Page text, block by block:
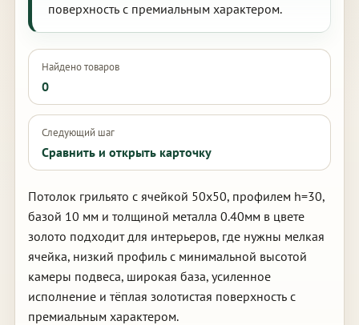
поверхность с премиальным характером.
Найдено товаров
0
Следующий шаг
Сравнить и открыть карточку
Потолок грильято с ячейкой 50х50, профилем h=30,
базой 10 мм и толщиной металла 0.40мм в цвете
золото подходит для интерьеров, где нужны мелкая
ячейка, низкий профиль с минимальной высотой
камеры подвеса, широкая база, усиленное
исполнение и тёплая золотистая поверхность с
премиальным характером.